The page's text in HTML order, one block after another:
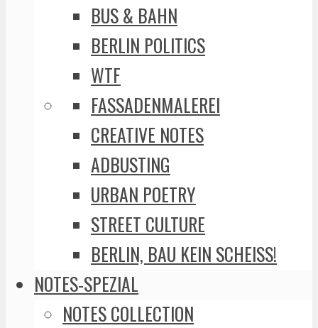
BUS & BAHN
BERLIN POLITICS
WTF
FASSADENMALEREI
CREATIVE NOTES
ADBUSTING
URBAN POETRY
STREET CULTURE
BERLIN, BAU KEIN SCHEISS!
NOTES-SPEZIAL
NOTES COLLECTION